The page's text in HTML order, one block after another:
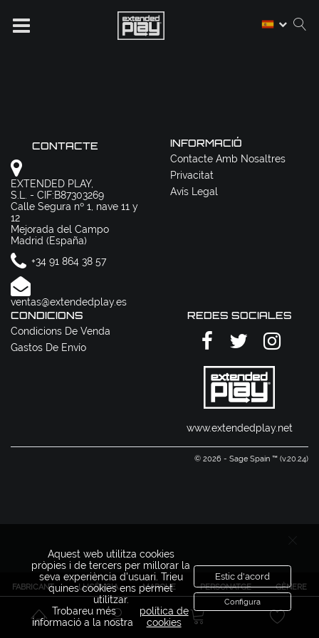
FABRICANT LLICÈNCIA MARQUE PERSONATGE GÈNERE
CONTACTE
EXTENDED PLAY,
S.L. - CIF:B87303269
Calle Segura nº 1, nave 11 y
12
Mejorada del Campo
Madrid (España)
+34 91 864 38 57
ventas@extendedplay.es
INFORMACIÓ
Contacte Amb Nosaltres
Privacitat
Avís Legal
CONDICIONS
Condicions De Venda
Gastos De Envío
REDES SOCIALES
www.extendedplay.net
© 2026 - Sage Spain ™ (v.20.24)
Aquest web utilitza cookies
pròpies i de tercers per millorar la
seva experiència d'usuari. Trieu
quines cookies ens permet
utilitzar.
Trobareu més
informació a la nostra
política de
cookies
Estic d'acord
Configura